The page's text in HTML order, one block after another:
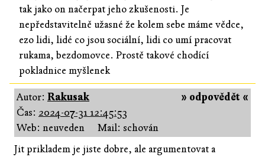
tak jako on načerpat jeho zkušenosti. Je
nepředstavitelně užasné že kolem sebe máme vědce,
ezo lidi, lidé co jsou sociální, lidi co umí pracovat
rukama, bezdomovce. Prostě takové chodící
pokladnice myšlenek
» odpovědět «
Autor: Rakusak
Čas: 2024-07-31 12:45:53
Web: neuveden
Mail: schován
Jit prikladem je jiste dobre, ale argumentovat a